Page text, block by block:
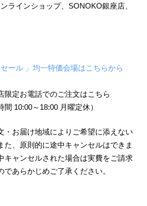
ラインショップ、SONOKO銀座店、
ール 」均一特価会場はこちらから
限定お電話でのご注文はこちら
10:00～18:00 月曜定休）
お届け地域によりご希望に添えない
た、原則的に途中キャンセルはできま
キャンセルされた場合は実費をご請求
であらかじめご了承ください。